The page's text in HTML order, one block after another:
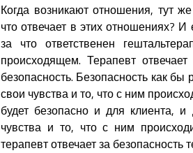
Когда возникают отношения, тут
что отвечает в этих отношениях?
за что ответственен
происходящем. Терапевт
безопасность. Безопасность как бы
свои чувства и то, что с ним
будет безопасно и для клиента,
чувства и то, что с ним
терапевт отвечает за безопасность